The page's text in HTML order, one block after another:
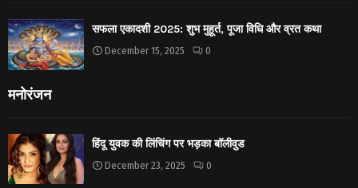
सफला एकादशी 2025: शुभ मुहूर्त, पूजा विधि और व्रत कथा
December 15, 2025 0
मनोरंजन
हिंदू युवक की लिंचिंग पर भड़का बॉलीवुड
December 23, 2025 0